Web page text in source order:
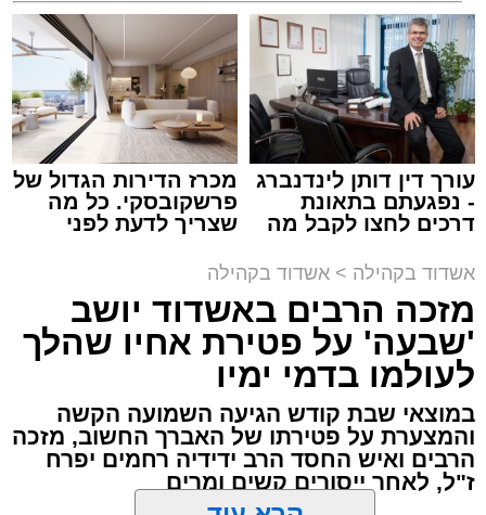
מנהל האתר / 08:55 09.08.26
תגים:אבי אמסלם, המרכז למורשת, מהות, מני
אזולאי
לקראת סיום בין הזמנים נערך אמש מופע סיום בין
הזמנים ומלווה מלכה על ידי "המרכז למורשת"
בראשות מ"מ ראש העיר הרב אבי אמסלם בשיתוף
הרשות העירונית 'מהות' בראשות יו"ר הדירקטוריון
חבר מועצת העיר הרב מני אזולאי ומנכ"לית
הרשות הגב' סימונה מורלי - בהשתתפות למעלה
מאלף בחורי ישיבות, אברכים ותושבי העיר שגדשו
את אולם הפיס גור ברובע ז׳.
למכירה באשדוד >>>
קריאולנסקי - לילדים
עורך דין דותן לינדנברג
- נפגעתם בתאונת
דרכים לחצו לקבל מה
מכרז הדירות הגדול של
פרשקובסקי. כל מה
שצריך לדעת לפני
באשדוד
אשדוד בקהילה > אשדוד בקהילה
מזכה הרבים באשדוד יושב
'שבעה' על פטירת אחיו שהלך
לעולמו בדמי ימיו
במוצאי שבת קודש הגיעה השמועה הקשה
והמצערת על פטירתו של האברך החשוב, מזכה
הרבים ואיש החסד הרב ידידיה רחמים יפרח
ז"ל, לאחר ייסורים קשים ומרים